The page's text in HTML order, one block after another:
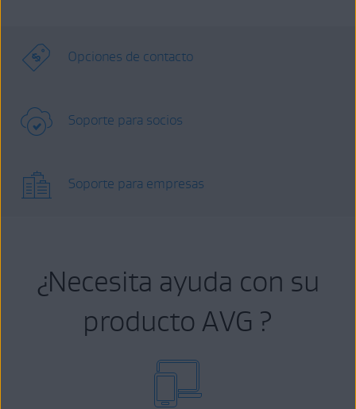
Opciones de contacto
Soporte para socios
Soporte para empresas
¿Necesita ayuda con su
producto AVG ?